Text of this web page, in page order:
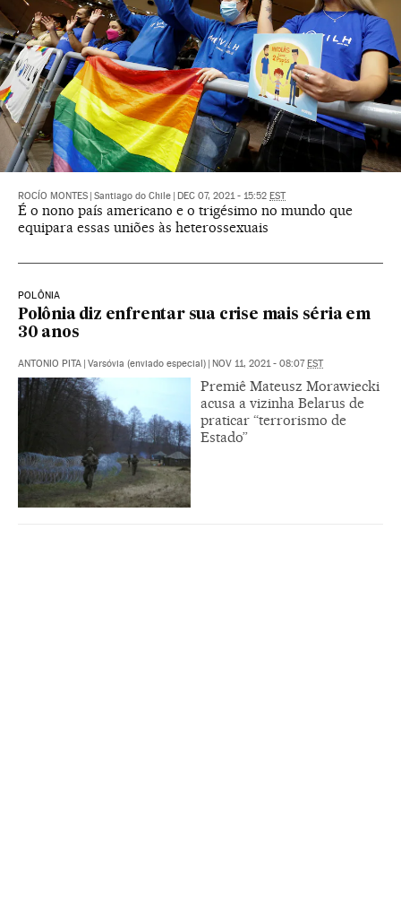
ROCÍO MONTES Santiago do Chile DEC 07, 2021 - 15:52 EST
É o nono país americano e o trigésimo no mundo que
equipara essas uniões às heterossexuais
POLÔNIA
Polônia diz enfrentar sua crise mais séria em
30 anos
ANTONIO PITA Varsóvia (enviado especial) NOV 11, 2021 - 08:07 EST
Premiê Mateusz Morawiecki
acusa a vizinha Belarus de
praticar “terrorismo de
Estado”